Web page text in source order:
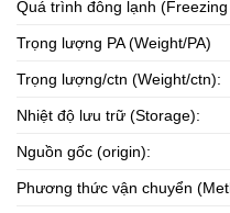
Quá trình đông lạnh
Trọng lượng PA (Weight/PA)
Trọng lượng/ctn (Weight/ctn):
Nhiệt độ lưu trữ (Storage):
Nguồn gốc (origin):
Phương thức vận chuyển